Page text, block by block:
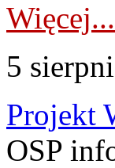
Więcej...
5
Projekt
OSP